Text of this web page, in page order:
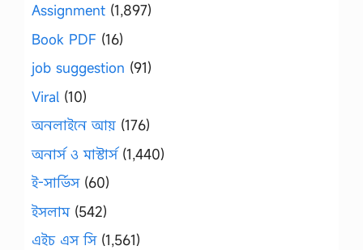
Assignment (1,897)
Book PDF (16)
job suggestion (91)
Viral (10)
অনলাইনে আয় (176)
অনার্স ও মাস্টার্স(1,440)
ই-সার্ভিস(60)
ইসলাম(542)
এইচ এস সি(1,561)